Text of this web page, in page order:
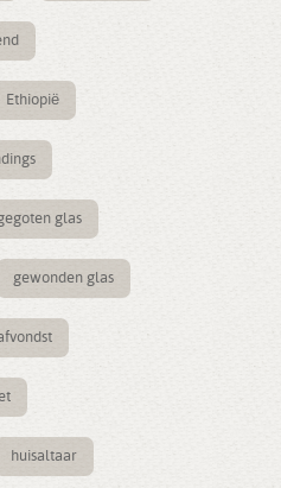
Ethiopië
glas
gewonden glas
huisaltaar